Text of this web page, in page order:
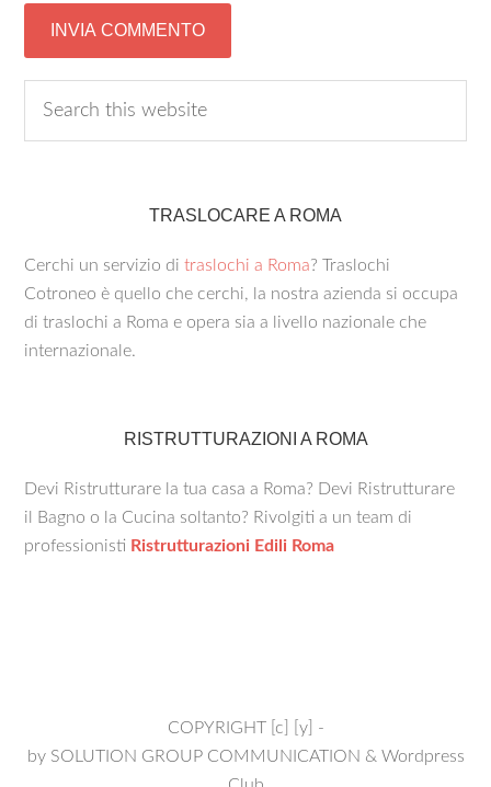
TRASLOCARE A ROMA
Cerchi un servizio ditraslochi a Roma? Traslochi
Cotroneo è quello che cerchi, la nostra azienda si occupa
di traslochi a Roma e opera sia a livello nazionale che
internazionale.
RISTRUTTURAZIONI A ROMA
Devi Ristrutturare la tua casa a Roma? Devi Ristrutturare
il Bagno o la Cucina soltanto? Rivolgiti a un team di
professionisti Ristrutturazioni Edili Roma
COPYRIGHT [c] [y] -
by SOLUTION GROUP COMMUNICATION & Wordpress